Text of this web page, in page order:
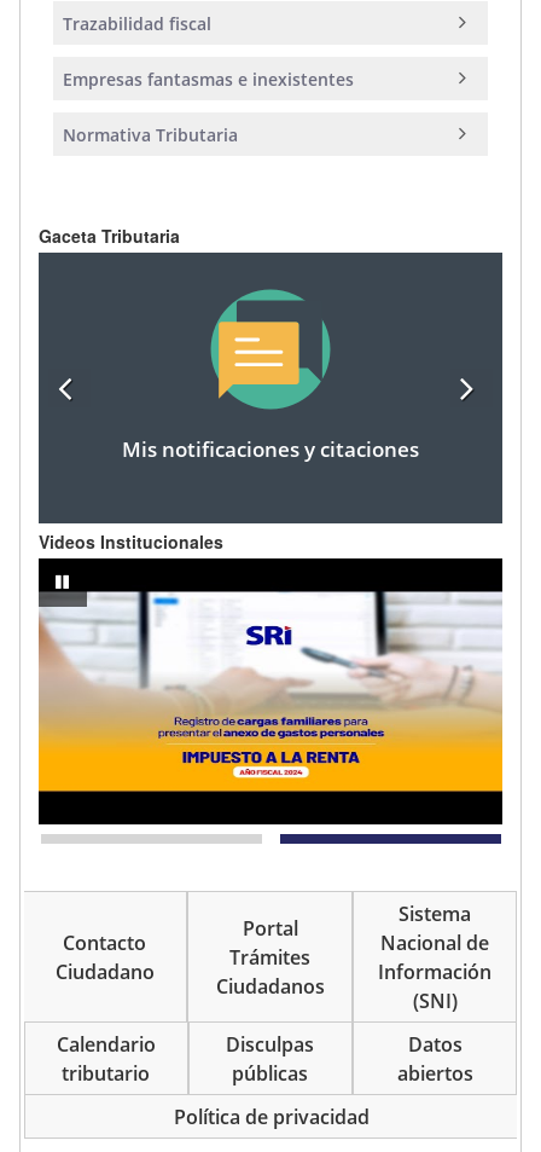
Trazabilidad fiscal
Empresas fantasmas e inexistentes
Normativa Tributaria
Gaceta Tributaria
Mis notificaciones y citaciones
Videos Institucionales
pausar
Contacto
Ciudadano
Portal
Trámites
Ciudadanos
Sistema
Nacional de
Información
(SNI)
Calendario
tributario
Disculpas
públicas
Datos
abiertos
Política de privacidad